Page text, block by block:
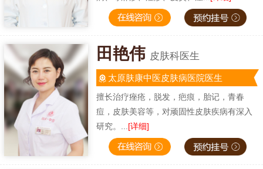
田艳伟 皮肤科医生
太原肤康中医皮肤病医院医生
擅长治疗痤疮，脱发，疤痕，胎记，青春
痘，皮肤美容等，对顽固性皮肤疾病有深入
研究。... [详细]